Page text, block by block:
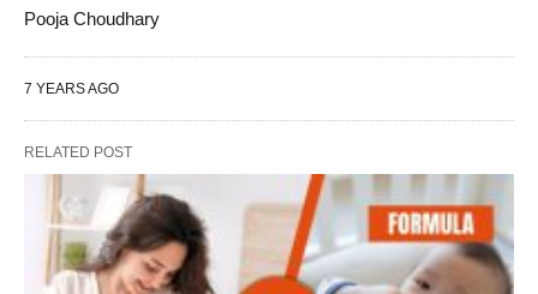
Pooja Choudhary
7 YEARS AGO
RELATED POST